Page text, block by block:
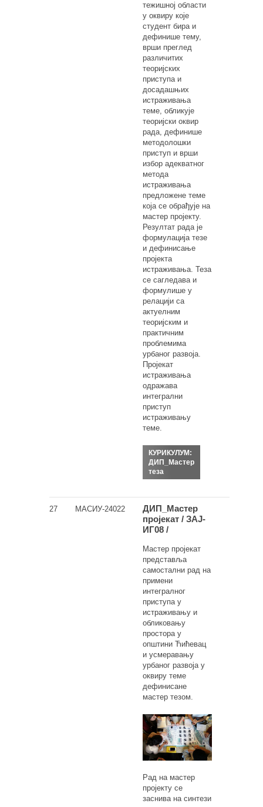
тежишној области
у оквиру које
студент бира и
дефинише тему,
врши преглед
различитих
теоријских
приступа и
досадашњих
истраживања
теме, обликује
теоријски оквир
рада, дефинише
методолошки
приступ и врши
избор адекватног
метода
истраживања
предложене теме
која се обрађује на
мастер пројекту.
Резултат рада је
формулација тезе
и дефинисање
пројекта
истраживања. Теза
се сагледава и
формулише у
релацији са
актуелним
теоријским и
практичним
проблемима
урбаног развоја.
Пројекат
истраживања
одражава
интегрални
приступ
истраживању
теме.
КУРИКУЛУМ:
ДИП_Мастер
теза
27 МАСИУ-24022
ДИП_Мастер
пројекат / ЗАЈ-
ИГ08 /
Мастер пројекат
представља
самостални рад на
примени
интегралног
приступа у
истраживању и
обликовању
простора у
општини Ћићевац
и усмеравању
урбаног развоја у
оквиру теме
дефинисане
мастер тезом.
Рад на мастер
пројекту се
заснива на синтези